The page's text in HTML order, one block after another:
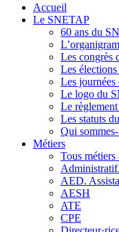
Accueil
Le SNETAP
60 ans du
Les congrès
Les
Les
Le logo du
Le
Les statuts
Qui
Métiers
Tous
AED.
AESH
ATE
CPE